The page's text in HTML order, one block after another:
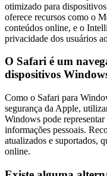
otimizado para
oferece recursos como o
conteúdos online, e o
privacidade dos usuários
O Safari é um
dispositivos
Como o Safari para
segurança da Apple,
Windows pode
informações pessoais.
atualizados e suportados,
online.